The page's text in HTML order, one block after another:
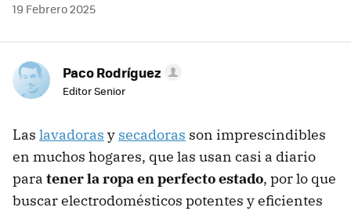
19 Febrero 2025
Paco Rodríguez
Editor Senior
Las lavadoras y secadoras son imprescindibles
en muchos hogares, que las usan casi a diario
para tener la ropa en perfecto estado, por lo que
buscar electrodomésticos potentes y eficientes